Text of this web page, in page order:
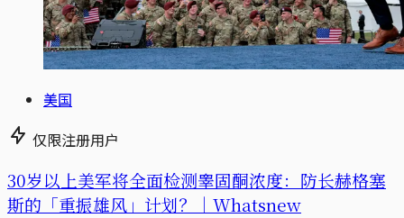
美国
仅限注册用户
30岁以上美军将全面检测睾固酮浓度：防长赫格塞
斯的「重振雄风」计划？｜Whatsnew